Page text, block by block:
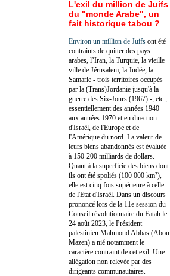
L'exil du million de Juifs
du "monde Arabe", un
fait historique tabou ?
Environ un million de Juifs ont été
contraints de quitter des pays
arabes, l’Iran, la Turquie, la vieille
ville de Jérusalem, la Judée, la
Samarie - trois territoires occupés
par la (Trans)Jordanie jusqu'à la
guerre des Six-Jours (1967) -, etc.,
essentiellement des années 1940
aux années 1970 et en direction
d'Israël, de l'Europe et de
l'Amérique du nord. La valeur de
leurs biens abandonnés est évaluée
à 150-200 milliards de dollars.
Quant à la superficie des biens dont
ils ont été spoliés (100 000 km²),
elle est cinq fois supérieure à celle
de l'Etat d'Israël. Dans un discours
prononcé lors de la 11e session du
Conseil révolutionnaire du Fatah le
24 août 2023, le Président
palestinien Mahmoud Abbas (Abou
Mazen) a nié notamment le
caractère contraint de cet exil. Une
allégation non relevée par des
dirigeants communautaires.